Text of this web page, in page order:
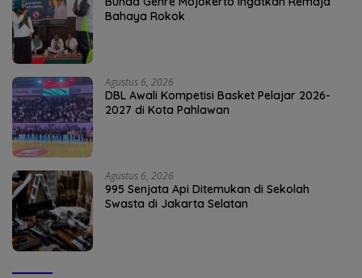
Bahaya Rokok
Agustus 6, 2026
DBL Awali Kompetisi Basket Pelajar 2026-
2027 di Kota Pahlawan
Agustus 6, 2026
995 Senjata Api Ditemukan di Sekolah
Swasta di Jakarta Selatan